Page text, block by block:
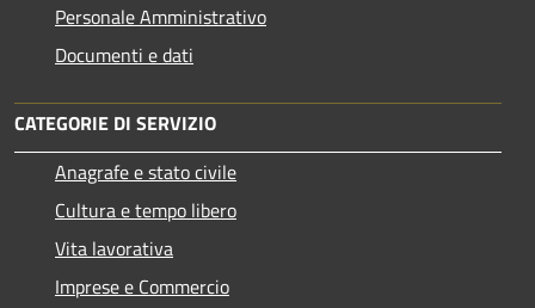
Personale Amministrativo
Documenti e dati
CATEGORIE DI SERVIZIO
Anagrafe e stato civile
Cultura e tempo libero
Vita lavorativa
Imprese e Commercio